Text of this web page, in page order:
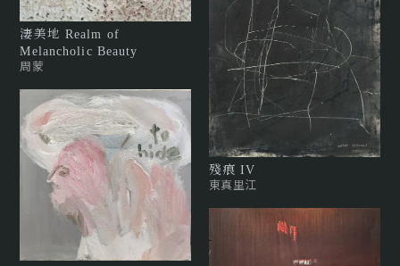
淒美地 Realm of
Melancholic Beauty
周蒙
殘痕 IV
東真里江